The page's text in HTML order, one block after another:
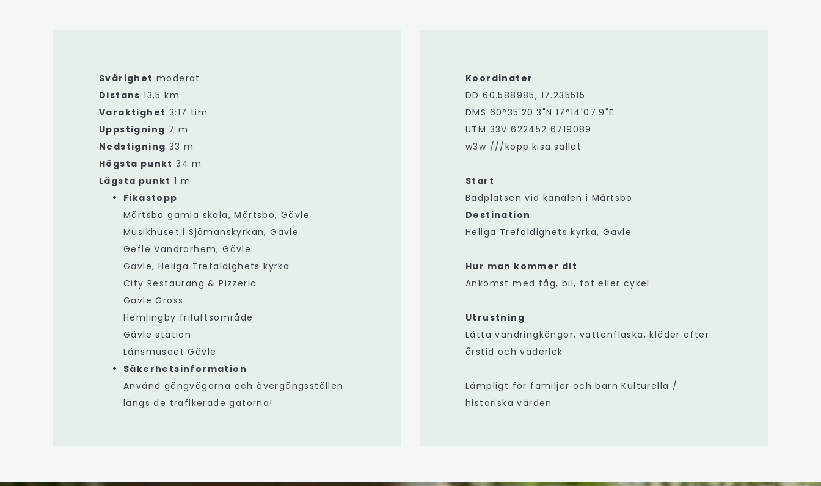
Svårighet moderat
Distans 13,5 km
Varaktighet 3:17 tim
Uppstigning 7 m
Nedstigning 33 m
Högsta punkt 34 m
Lägsta punkt 1 m
Fikastopp
Mårtsbo gamla skola, Mårtsbo, Gävle
Musikhuset i Sjömanskyrkan, Gävle
Gefle Vandrarhem, Gävle
Gävle, Heliga Trefaldighets kyrka
City Restaurang & Pizzeria
Gävle Gross
Hemlingby friluftsområde
Gävle station
Länsmuseet Gävle
Säkerhetsinformation
Använd gångvägarna och övergångsställen
längs de trafikerade gatorna!
Koordinater
DD 60.588985, 17.235515
DMS 60°35'20.3"N 17°14'07.9"E
UTM 33V 622452 6719089
w3w ///kopp.kisa.sallat
Start
Badplatsen vid kanalen i Mårtsbo
Destination
Heliga Trefaldighets kyrka, Gävle
Hur man kommer dit
Ankomst med tåg, bil, fot eller cykel
Utrustning
Lätta vandringkängor, vattenflaska, kläder efter
årstid och väderlek
Lämpligt för familjer och barn Kulturella /
historiska värden